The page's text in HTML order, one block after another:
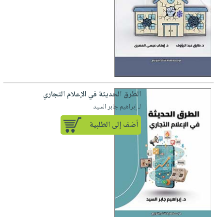
الطرق الحديثة في الإعلام التجاري
لـ إبراهيم جابر السيد
أضف إلى الطلبية